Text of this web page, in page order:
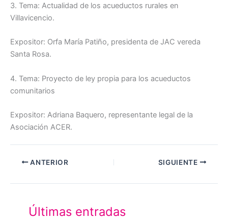
3. Tema: Actualidad de los acueductos rurales en
Villavicencio.
Expositor: Orfa María Patiño, presidenta de JAC vereda
Santa Rosa.
4. Tema: Proyecto de ley propia para los acueductos
comunitarios
Expositor: Adriana Baquero, representante legal de la
Asociación ACER.
ANTERIOR SIGUIENTE
Últimas entradas